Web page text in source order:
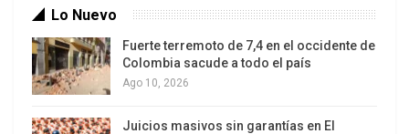
disposición (de Irán) para remover materiales
nucleares y, básicamente, Irán no ha asumido
ningún compromiso sobre acciones nucleares en
el memorándum».
Por otra parte, el secretario del Consejo Supremo
Lo Nuevo
Fuerte terremoto de 7,4 en el occidente de
Colombia sacude a todo el país
Ago 10, 2026
Juicios masivos sin garantías en El